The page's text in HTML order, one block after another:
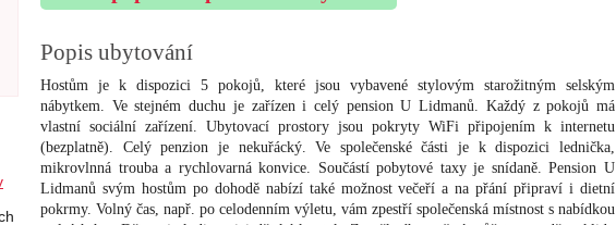
Popis ubytování
Hostům je k dispozici 5 pokojů, které jsou vybavené stylovým starožitným selským
nábytkem. Ve stejném duchu je zařízen i celý pension U Lidmanů. Každý z pokojů má
vlastní sociální zařízení. Ubytovací prostory jsou pokryty WiFi připojením k internetu
(bezplatně). Celý penzion je nekuřácký. Ve společenské části je k dispozici lednička,
mikrovlnná trouba a rychlovarná konvice. Součástí pobytové taxy je snídaně. Pension U
Lidmanů svým hostům po dohodě nabízí také možnost večeří a na přání připraví i dietní
pokrmy. Volný čas, např. po celodenním výletu, vám zpestří společenská místnost s nabídkou